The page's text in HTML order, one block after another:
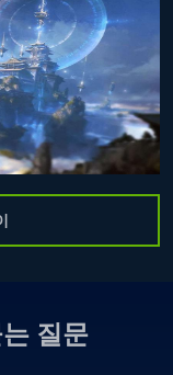
질문